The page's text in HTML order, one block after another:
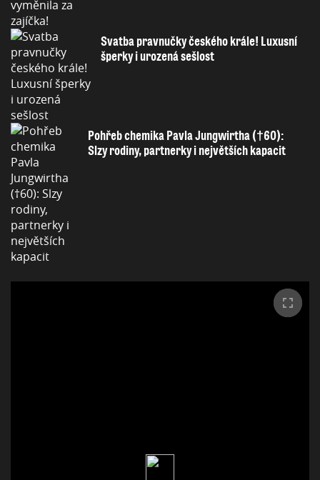
Svatba pravnučky českého krále! Luxusní
šperky i urozená sešlost
Pohřeb chemika Pavla Jungwirtha (†60):
Slzy rodiny, partnerky i největších kapacit